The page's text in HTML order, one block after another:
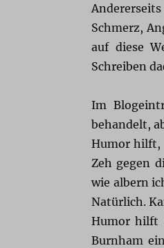
Schmerz,
auf diese
Schreiben
Im
behandelt,
Humor hilft,
Zeh gegen
wie albern
Natürlich.
Humor hilft
Burnham